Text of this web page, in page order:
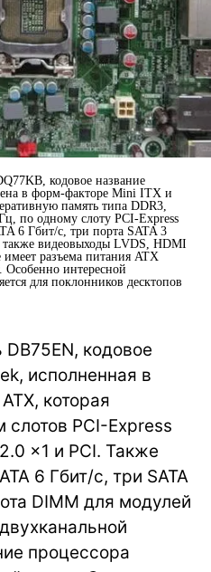
кодовое название
в форм-факторе Mini ITX и
память типа DDR3,
по одному слоту PCI-Express
6 Гбит/с, три порта SATA 3
видеовыходы LVDS, HDMI
разъема питания ATX
Особенно интересной
для поклонников десктопов
кодовое
исполненная в
которая
слотов PCI-Express
x1 и PCI. Также
6 Гбит/с, три SATA
DIMM для модулей
процессора